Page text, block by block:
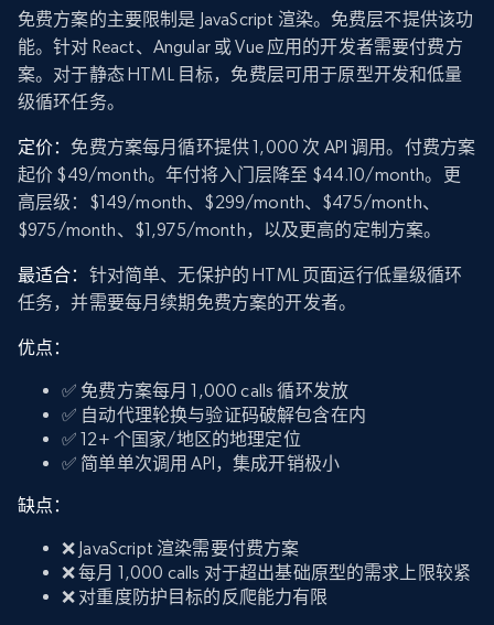
免费方案的主要限制是 JavaScript 渲染。免费层不提供该功
能。针对 React、Angular 或 Vue 应用的开发者需要付费方
案。对于静态 HTML 目标，免费层可用于原型开发和低量
级循环任务。
定价： 免费方案每月循环提供 1,000 次 API 调用。付费方案
起价 $49/month。年付将入门层降至 $44.10/month。更
高层级：$149/month、$299/month、$475/month、
$975/month、$1,975/month，以及更高的定制方案。
最适合： 针对简单、无保护的 HTML 页面运行低量级循环
任务，并需要每月续期免费方案的开发者。
优点：
✅ 免费方案每月 1,000 calls 循环发放
✅ 自动代理轮换与验证码破解包含在内
✅ 12+ 个国家/地区的地理定位
✅ 简单单次调用 API，集成开销极小
缺点：
❌ JavaScript 渲染需要付费方案
❌ 每月 1,000 calls 对于超出基础原型的需求上限较紧
❌ 对重度防护目标的反爬能力有限